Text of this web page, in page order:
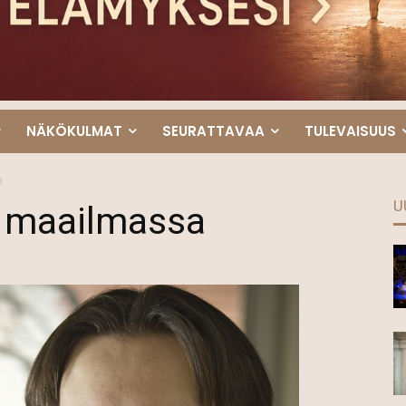
NÄKÖKULMAT SEURATTAVAA TULEVAISUUS